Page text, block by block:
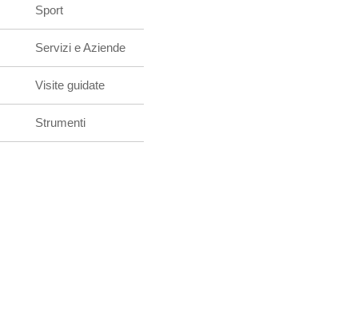
Sport
Servizi e Aziende
Visite guidate
Strumenti